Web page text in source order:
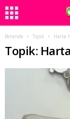
Beranda Topik Harta
Topik: